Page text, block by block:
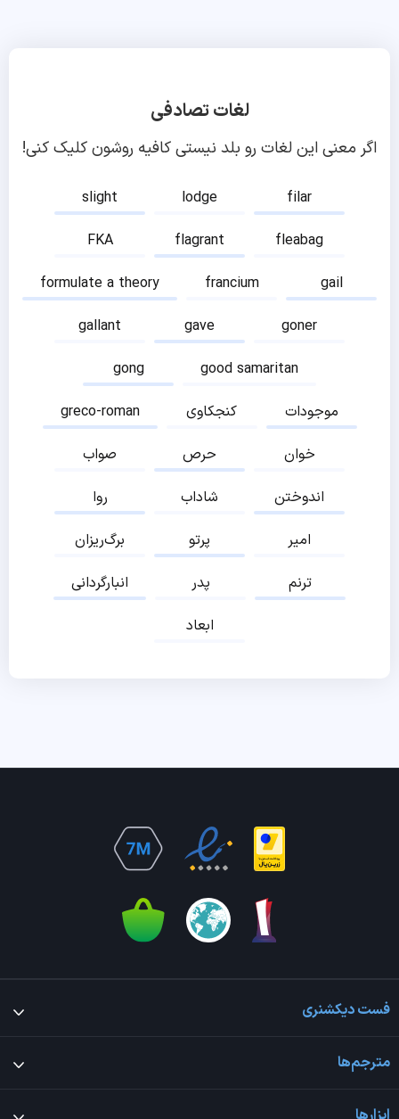
لغات تصادفی
اگر معنی این لغات رو بلد نیستی کافیه روشون کلیک کنی!
slight lodge
filar
FKA
flagrant
fleabag
formulate a theory
francium
gail
gallant
gave
goner
gong
good samaritan
greco-roman
کنجکاوی
موجودات
صواب
حرص
خوان
روا
شاداب
اندوختن
برگ‌ریزان
پرتو
امیر
انبارگردانی
پدر
ترنم
ابعاد
فست دیکشنری
مترجم‌ها